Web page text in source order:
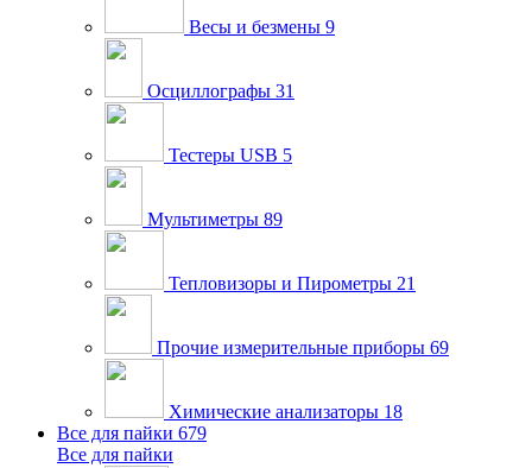
Весы и безмены 9
Осциллографы 31
Тестеры USB 5
Мультиметры 89
Тепловизоры и Пирометры 21
Прочие измерительные приборы 69
Химические анализаторы 18
Все для пайки 679
Все для пайки